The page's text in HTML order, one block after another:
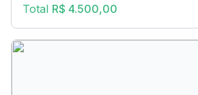
Total R$ 4.500,00